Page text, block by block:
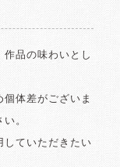
品の味わいとし
体差がございま
。
していただきたい